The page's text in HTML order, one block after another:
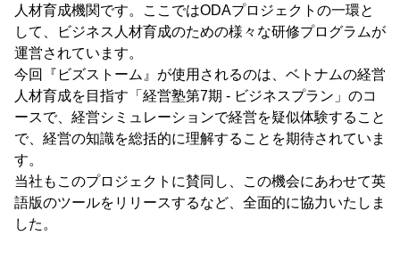
人材育成機関です。ここではODAプロジェクトの一環と
して、ビジネス人材育成のための様々な研修プログラムが
運営されています。
今回『ビズストーム』が使用されるのは、ベトナムの経営
人材育成を目指す「経営塾第7期 - ビジネスプラン」のコ
ースで、経営シミュレーションで経営を疑似体験すること
で、経営の知識を総括的に理解することを期待されていま
す。
当社もこのプロジェクトに賛同し、この機会にあわせて英
語版のツールをリリースするなど、全面的に協力いたしま
した。